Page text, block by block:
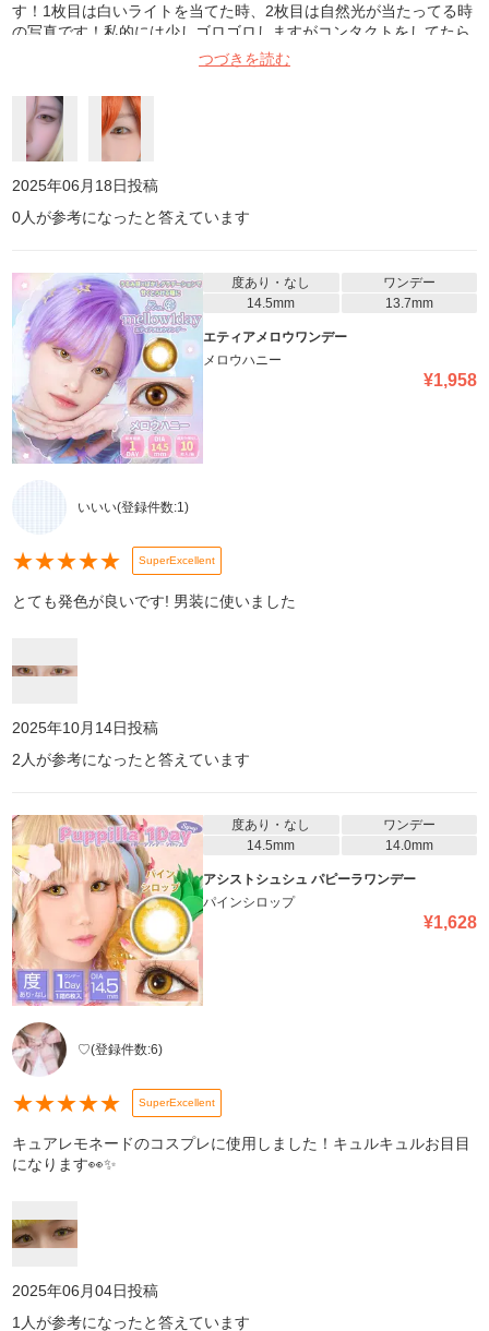
す！1枚目は白いライトを当てた時、2枚目は自然光が当たってる時
の写真です！私的には少しゴロゴロしますがコンタクトをしてたら
このくらいだよねくらいなので全然気になりません！目薬させば余
つづきを読む
2025年06月18日投稿
0人が参考になったと答えています
度あり・なし
ワンデー
14.5mm
13.7mm
エティアメロウワンデー
メロウハニー
¥1,958
いいい(登録件数:1)
★★★★★ SuperExcellent
とても発色が良いです! 男装に使いました
2025年10月14日投稿
2 人が参考になったと答えています
度あり・なし
ワンデー
14.5mm
14.0mm
アシストシュシュ パピーラワンデー
パインシロップ
¥1,628
♡(登録件数:6)
★★★★★ SuperExcellent
キュアレモネードのコスプレに使用しました！キュルキュルお目目
になります👀✨
2025年06月04日投稿
1 人が参考になったと答えています